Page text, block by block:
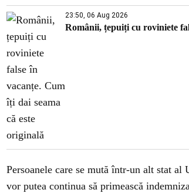
23:50, 06 Aug 2026
Românii, țepuiți cu roviniete
Persoanele care se mută într-un alt stat
vor putea continua să primească